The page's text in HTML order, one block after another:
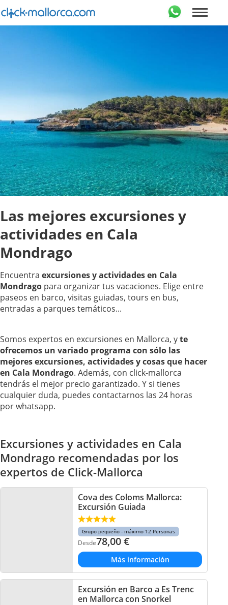
Las mejores excursiones y
actividades en Cala
Mondrago
Encuentra excursiones y actividades en Cala
Mondrago para organizar tus vacaciones. Elige entre
paseos en barco, visitas guiadas, tours en bus,
entradas a parques temáticos...
Somos expertos en excursiones en Mallorca, yte
ofrecemos un variado programa con sólo las
mejores excursiones, actividades y cosas que hacer
en Cala Mondrago. Además, con click-mallorca
tendrás el mejor precio garantizado. Y si tienes
cualquier duda, puedes contactarnos las 24 horas
por whatsapp.
Excursiones y actividades en Cala
Mondrago recomendadas por los
expertos de Click-Mallorca
Cova des Coloms Mallorca:
Excursión Guiada
Grupo pequeño - máximo 12 Personas
Desde78,00€
Más información
Excursión en Barco a Es Trenc
en Mallorca con Snorkel